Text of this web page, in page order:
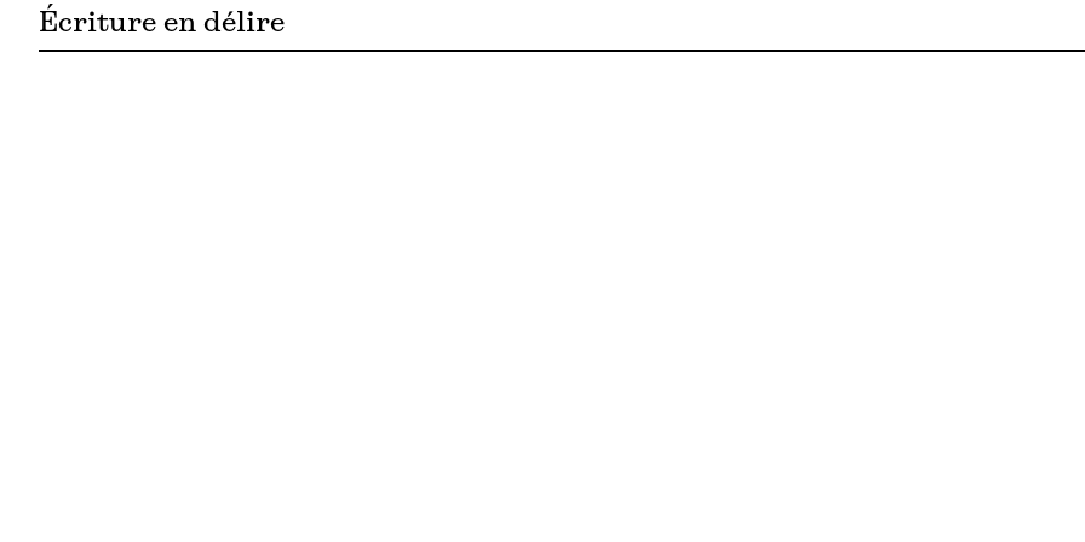
Écriture en délire